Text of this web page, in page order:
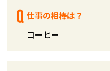
仕事の相棒は？
コーヒー